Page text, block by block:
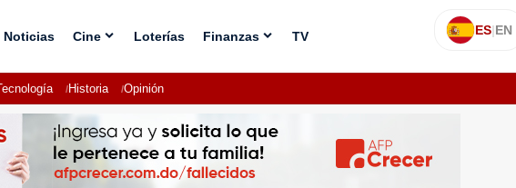
Noticias Cine Loterías Finanzas TV ES|EN
Historia Opinión